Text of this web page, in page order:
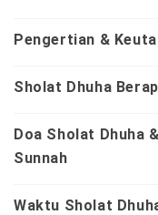
Pengertian &
Sholat Dhuha
Doa Sholat Dhuha
Sunnah
Waktu Sholat